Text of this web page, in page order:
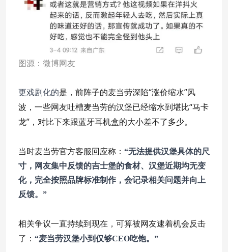
图源：微博网友
更戏剧化的是，前阵子的麦当劳深陷“涨价缩水”风
波，一些网友吐槽麦当劳的汉堡已经缩水到堪比“马卡
龙”，对比下来跟蓝牙耳机盒的大小差不了多少。
当时麦当劳官方客服回应称： “无法提供汉堡具体的尺
寸，网友集中反馈的吉士堡的食材、汉堡近期均无变
化，完全按照品牌标准制作，会记录相关问题并向上
反馈。”
相关争议一直持续到现在，可算被网友逮着机会反击
了： “麦当劳汉堡小到仅够CEO吃饱。”